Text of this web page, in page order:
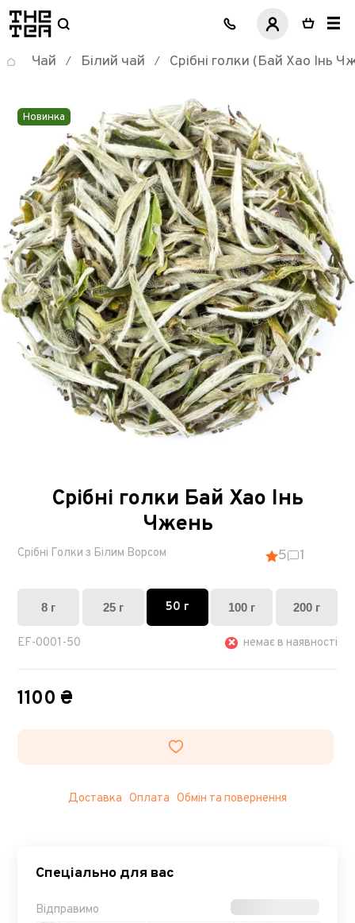
логотип
Чай / Білий чай / Срібні голки (Бай Хао Інь
Новинка
Срібні голки Бай Хао Інь
Чжень
Срібні Голки з Білим Ворсом 5 1
8 г 25 г 50 г 100 г 200 г
EF-0001-50 немає в наявності
1100 ₴
Доставка Оплата Обмін та повернення
Спеціально для вас
Відправимо